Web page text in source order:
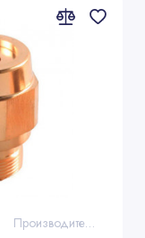
Производитель: Bystronic®